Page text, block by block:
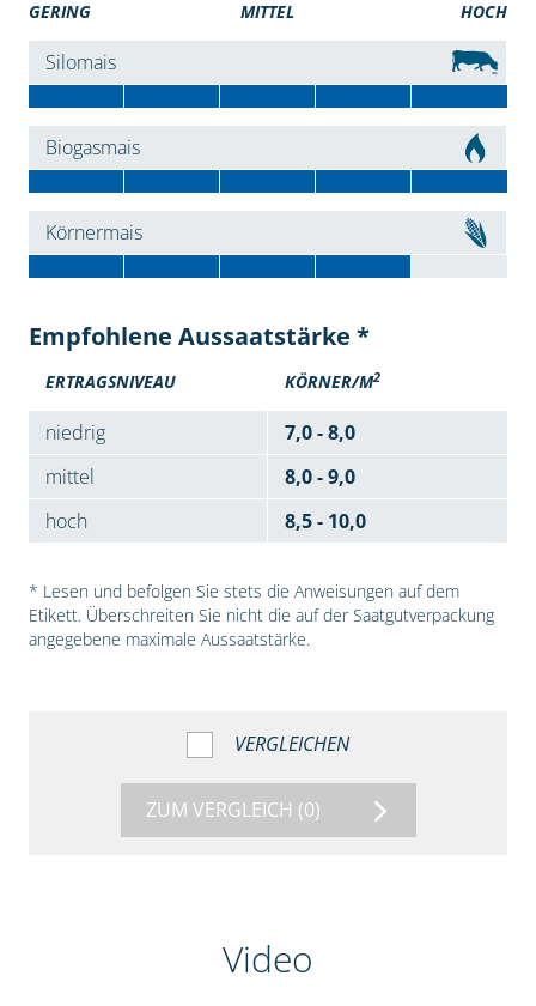
GERING MITTEL HOCH
Silomais
Biogasmais
Körnermais
Empfohlene Aussaatstärke *
ERTRAGSNIVEAU KÖRNER/M2
niedrig
7,0 - 8,0
mittel
8,0 - 9,0
hoch
8,5 - 10,0
* Lesen und befolgen Sie stets die Anweisungen auf dem
Etikett. Überschreiten Sie nicht die auf der Saatgutverpackung
angegebene maximale Aussaatstärke.
VERGLEICHEN
ZUM VERGLEICH (0)
Video